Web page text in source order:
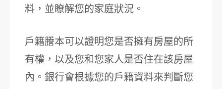
料，並瞭解您的家庭狀況。
戶籍謄本可以證明您是否擁有房屋的所
有權，以及您和您家人是否住在該房屋
內。銀行會根據您的戶籍資料來判斷您